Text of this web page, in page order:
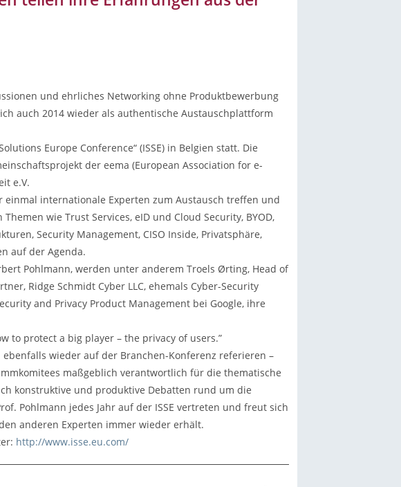
und ehrliches Networking ohne Produktbewerbung
auch 2014 wieder als authentische Austauschplattform
Europe Conference“ (ISSE) in Belgien statt. Die
der eema (European Association for e-
e.V.
einmal internationale Experten zum Austausch treffen und
wie Trust Services, eID und Cloud Security, BYOD,
Security Management, CISO Inside, Privatsphäre,
auf der Agenda.
Pohlmann, werden unter anderem Troels Ørting, Head of
Ridge Schmidt Cyber LLC, ehemals Cyber-Security
and Privacy Product Management bei Google, ihre
to protect a big player – the privacy of users.”
wieder auf der Branchen-Konferenz referieren –
maßgeblich verantwortlich für die thematische
konstruktive und produktive Debatten rund um die
Pohlmann jedes Jahr auf der ISSE vertreten und freut sich
anderen Experten immer wieder erhält.
http://www.isse.eu.com/